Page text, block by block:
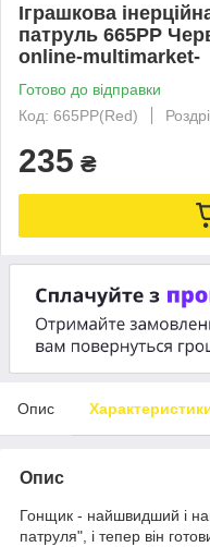
Іграшкова
патруль 665PP
online-multimarket-
Готово до відправки
Код: 665PP(Red)
235 ₴
Опис
Опис
Гонщик - найшвидший і
патруля", і тепер він